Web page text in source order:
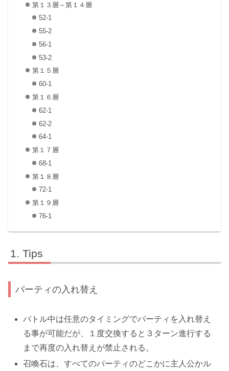
第１３層～第１４層
52-1
55-2
56-1
53-2
第１５層
60-1
第１６層
62-1
62-2
64-1
第１７層
68-1
第１８層
72-1
第１９層
76-1
Tips
パーティの入れ替え
バトル中は任意のタイミングでパーティを入れ替え
る事が可能だが、
１度交換すると３ターン進行する
まで再度の入れ替えが禁止 される。
召喚石は、すべてのパーティのどこかに主人公かル